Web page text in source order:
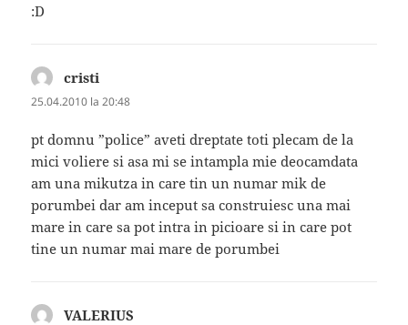
:D
cristi
25.04.2010 la 20:48
pt domnu ”police” aveti dreptate toti plecam de la
mici voliere si asa mi se intampla mie deocamdata
am una mikutza in care tin un numar mik de
porumbei dar am inceput sa construiesc una mai
mare in care sa pot intra in picioare si in care pot
tine un numar mai mare de porumbei
VALERIUS